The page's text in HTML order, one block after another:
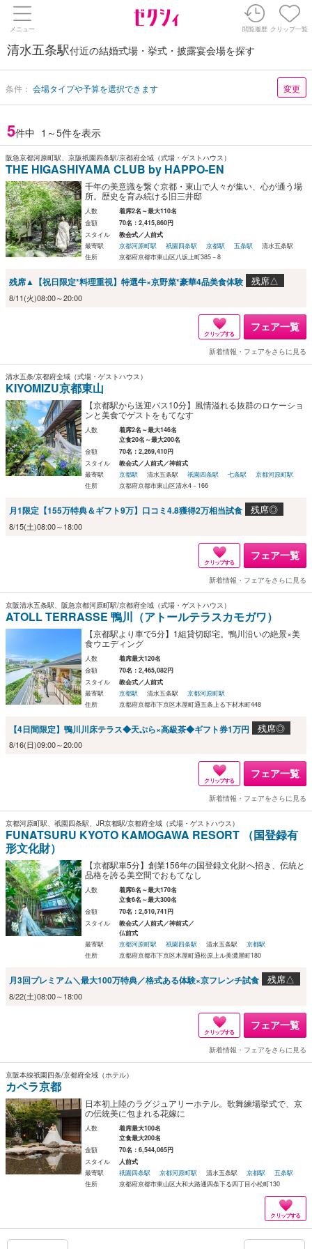
メニュー 閲覧履歴 クリップ一覧
清水五条駅付近の結婚式場・挙式・披露宴会場を探す
条件： 会場タイプや予算を選択できます 変更
5件中 1～5件を表示
阪急京都河原町駅、京阪祇園四条駅/京都府全域（式場・ゲストハウス）
THE HIGASHIYAMA CLUB by HAPPO-EN
千年の美意識を繋ぐ京都・東山で人々が集い、心が通う場
所。歴史を育み続ける旧三井邸
人数
着席2名～最大110名
金額
70名：2,415,860円
スタイル
教会式／人前式
最寄駅
京都河原町駅 祇園四条駅 京都駅 五条駅
清水五条駅
住所
京都府京都市東山区八坂上町385－8
残席▲【祝日限定*料理重視】特選牛×京野菜*豪華4品美食体験 残席△
8/11(火)08:00～20:00
クリップする
フェア一覧
新着情報・フェアをさらに見る
清水五条/京都府全域（式場・ゲストハウス）
KIYOMIZU京都東山
【京都駅から送迎バス10分】風情溢れる抜群のロケーショ
ンと美食でゲストをもてなす
人数
着席2名～最大146名
立食20名～最大200名
金額
70名：2,269,410円
スタイル
教会式／人前式／神前式
最寄駅
京都駅 清水五条駅 祇園四条駅 七条駅
京都河原町駅
住所
京都府京都市東山区清水4－166
月1限定【155万特典＆ギフト9万】口コミ4.8獲得2万相当試食 残席◎
8/15(土)08:00～18:00
クリップする
フェア一覧
新着情報・フェアをさらに見る
京阪清水五条駅、阪急京都河原町駅/京都府全域（式場・ゲストハウス）
ATOLL TERRASSE 鴨川（アトールテラスカモガワ）
【京都駅より車で5分】1組貸切邸宅。鴨川沿いの絶景×美
食ウエディング
人数
着席最大120名
金額
70名：2,465,082円
スタイル
教会式／人前式
最寄駅
京都駅 清水五条駅
京都河原町駅
住所
京都府京都市下京区木屋町通五条上る下材木町448
【4日間限定】鴨川川床テラス◆天ぷら×高級茶◆ギフト券1万円 残席◎
8/16(日)09:00～20:00
クリップする
フェア一覧
新着情報・フェアをさらに見る
京都河原町駅、祇園四条駅、JR京都駅/京都府全域（式場・ゲストハウス）
FUNATSURU KYOTO KAMOGAWA RESORT （国登録有
形文化財）
【京都駅車5分】創業156年の国登録文化財へ招き、伝統と
品格を誇る美空間でおもてなし
人数
着席6名～最大170名
立食6名～最大300名
金額
70名：2,510,741円
スタイル
教会式／人前式／神前式／
仏前式
最寄駅
京都河原町駅 祇園四条駅 清水五条駅
京都駅
住所
京都府京都市下京区木屋町通松原上ル美濃屋町180
月3回プレミアム＼最大100万特典／格式ある体験×京フレンチ試食 残席△
8/22(土)08:00～18:00
クリップする
フェア一覧
新着情報・フェアをさらに見る
京阪本線祇園四条/京都府全域（ホテル）
カペラ京都
日本初上陸のラグジュアリーホテル。歌舞練場挙式で、京
の伝統美に包まれる花嫁に
人数
着席最大100名
立食最大200名
金額
70名：6,544,065円
スタイル
人前式
最寄駅
祇園四条駅 京都河原町駅 清水五条駅 京都駅
五条駅
住所
京都府京都市東山区大和大路通四条下る四丁目小松町130
クリップする